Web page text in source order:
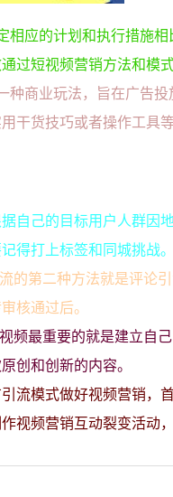
相应的计划和执行措施相
过短视频营销方法和模
种商业玩法，旨在广告投
干货技巧或者操作工具
自己的目标用户人群因
得打上标签和同城挑战
的第二种方法就是评论
核通过后。
频最重要的就是建立自
创和创新的内容。
流模式做好视频营销，
视频营销互动裂变活动